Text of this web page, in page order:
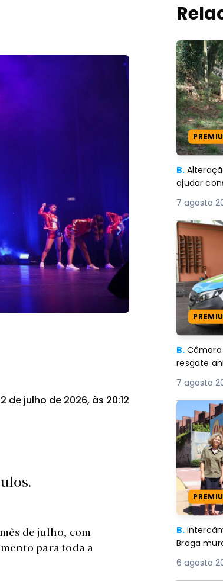
de julho de 2026, às 20:12
de julho, com
para toda a
B. Alteração do Código das
ajudar
7 agosto
B.
resgate
7 agosto
B.
Braga
6 agosto